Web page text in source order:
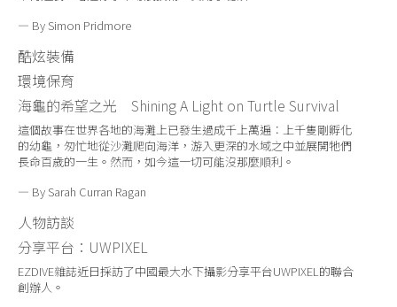
— By Simon Pridmore
酷炫裝備
環境保育
海龜的希望之光
ShiningA Light on Turtle Survival
這個故事在世界各地的海灘上已發生過成千上萬遍：上千隻剛孵化
的幼龜，匆忙地從沙灘爬向海洋，游入更深的水域之中並展開牠們
長命百歲的一生。然而，如今這一切可能沒那麼順利。
— By Sarah Curran Ragan
人物訪談
分享平台： UWPIXEL
EZDIVE雜誌近日採訪了中國最大水下攝影分享平台UWPIXEL的聯合
創辦人。